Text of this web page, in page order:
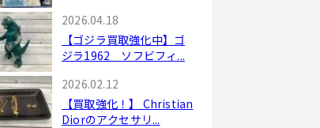
2026.04.18
【ゴジラ買取強化中】ゴ
ジラ1962 ソフビフィ...
2026.02.12
【買取強化！】 Christian
Diorのアクセサリ...